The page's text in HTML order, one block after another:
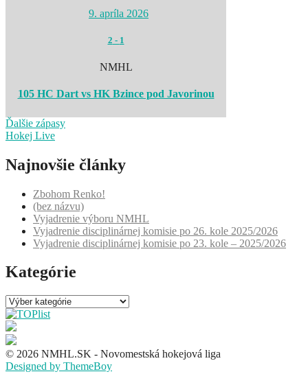
9. apríla 2026
2 - 1
NMHL
105 HC Dart vs HK Bzince pod Javorinou
Ďalšie zápasy
Hokej Live
Najnovšie články
Zbohom Renko!
(bez názvu)
Vyjadrenie výboru NMHL
Vyjadrenie disciplinárnej komisie po 26. kole 2025/2026
Vyjadrenie disciplinárnej komisie po 23. kole – 2025/2026
Kategórie
Kategórie
© 2026 NMHL.SK - Novomestská hokejová liga
Designed by ThemeBoy